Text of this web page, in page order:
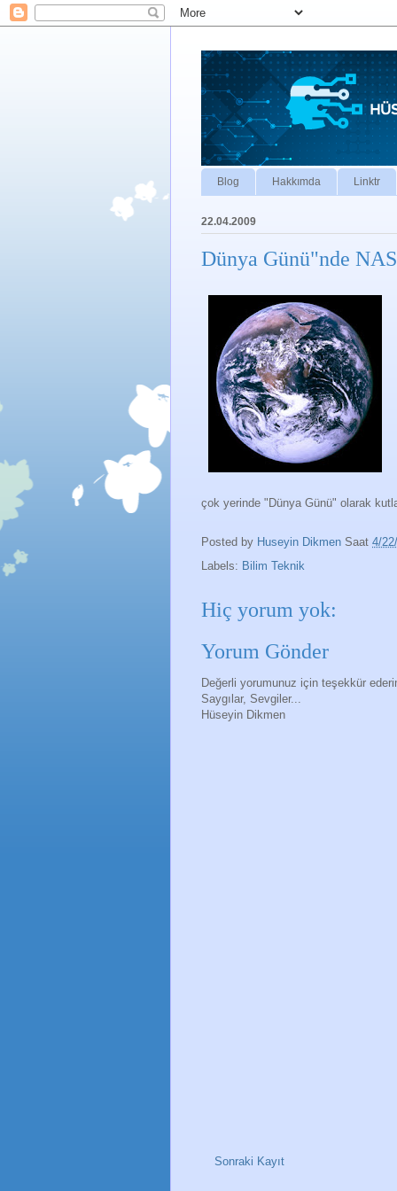
Blog Hakkımda Linktr
22.04.2009
Dünya Günü"nde
çok yerinde "Dünya Günü" olarak
Posted by Huseyin Dikmen Saat 4/
Labels: Bilim Teknik
Hiç yorum yok:
Yorum Gönder
Değerli yorumunuz için teşekkür
Saygılar, Sevgiler...
Hüseyin Dikmen
Sonraki Kayıt